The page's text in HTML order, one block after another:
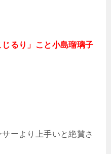
るり」こと小島瑠璃子
ーより上手いと絶賛さ